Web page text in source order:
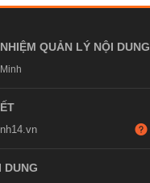
QUẢN LÝ NỘI DUNG
DUNG